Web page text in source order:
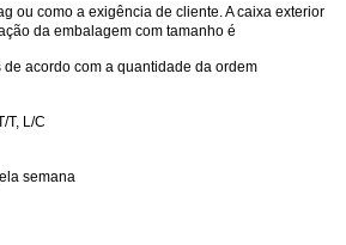
ou como a exigência de cliente. A caixa exterior
da embalagem com tamanho é
de acordo com a quantidade da ordem
T, L/C
semana